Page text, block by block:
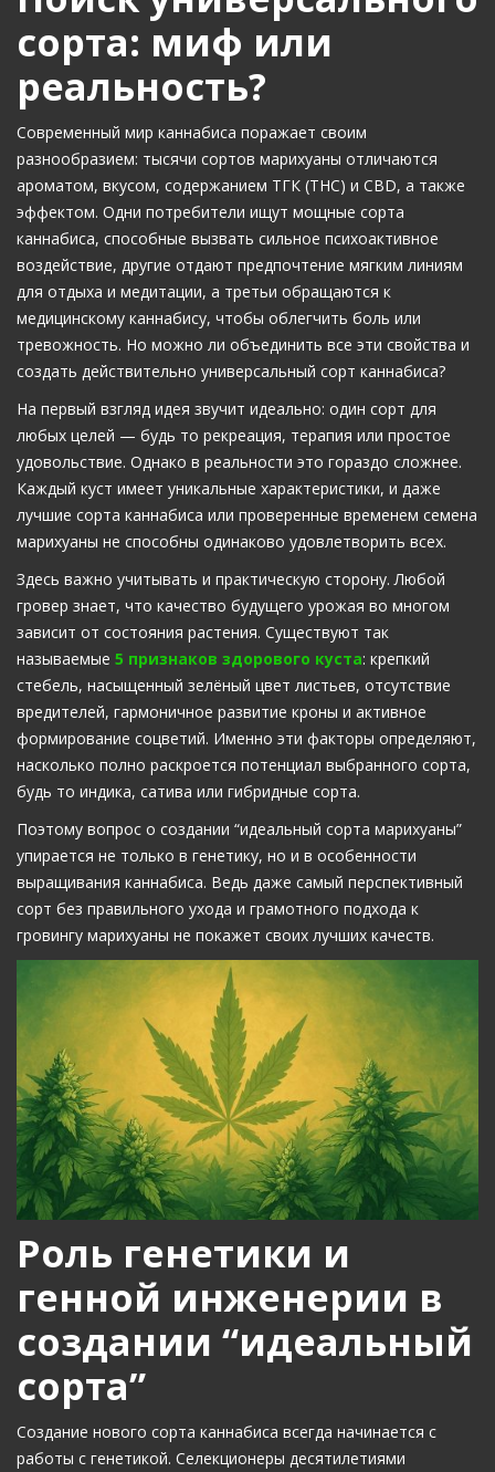
сорта: миф или
реальность?
Современный мир каннабиса поражает своим
разнообразием: тысячи сортов марихуаны отличаются
ароматом, вкусом, содержанием ТГК (THC) и CBD, а также
эффектом. Одни потребители ищут мощные сорта
каннабиса, способные вызвать сильное психоактивное
воздействие, другие отдают предпочтение мягким линиям
для отдыха и медитации, а третьи обращаются к
медицинскому каннабису, чтобы облегчить боль или
тревожность. Но можно ли объединить все эти свойства и
создать действительно универсальный сорт каннабиса?
На первый взгляд идея звучит идеально: один сорт для
любых целей — будь то рекреация, терапия или простое
удовольствие. Однако в реальности это гораздо сложнее.
Каждый куст имеет уникальные характеристики, и даже
лучшие сорта каннабиса или проверенные временем семена
марихуаны не способны одинаково удовлетворить всех.
Здесь важно учитывать и практическую сторону. Любой
гровер знает, что качество будущего урожая во многом
зависит от состояния растения. Существуют так
называемые 5 признаков здорового куста: крепкий
стебель, насыщенный зелёный цвет листьев, отсутствие
вредителей, гармоничное развитие кроны и активное
формирование соцветий. Именно эти факторы определяют,
насколько полно раскроется потенциал выбранного сорта,
будь то индика, сатива или гибридные сорта.
Поэтому вопрос о создании “идеальный сорта марихуаны”
упирается не только в генетику, но и в особенности
выращивания каннабиса. Ведь даже самый перспективный
сорт без правильного ухода и грамотного подхода к
гровингу марихуаны не покажет своих лучших качеств.
Роль генетики и
генной инженерии в
создании “идеальный
сорта”
Создание нового сорта каннабиса всегда начинается с
работы с генетикой. Селекционеры десятилетиями